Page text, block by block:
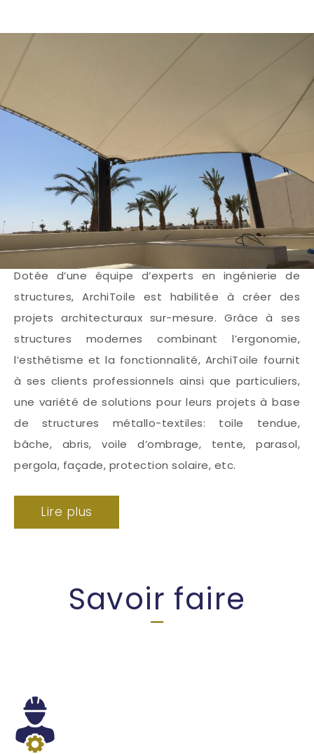
Dotée d’une équipe d’experts en ingénierie de
structures, ArchiToile est habilitée à créer des
projets architecturaux sur-mesure. Grâce à ses
structures modernes combinant l’ergonomie,
l’esthétisme et la fonctionnalité, ArchiToile fournit
à ses clients professionnels ainsi que particuliers,
une variété de solutions pour leurs projets à base
de structures métallo-textiles: toile tendue,
bâche, abris, voile d’ombrage, tente, parasol,
pergola, façade, protection solaire, etc.
Lire plus
Savoir faire